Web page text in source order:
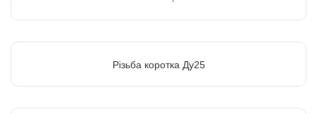
Різьба коротка Ду25